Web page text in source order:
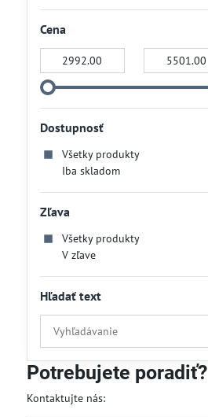
Cena
Dostupnosť
Všetky produkty
Iba skladom
Zľava
Všetky produkty
V zľave
Hľadať text
Prehľadať
výsledky
filtra
fulltextom
Potrebujete poradiť?
Kontaktujte nás: